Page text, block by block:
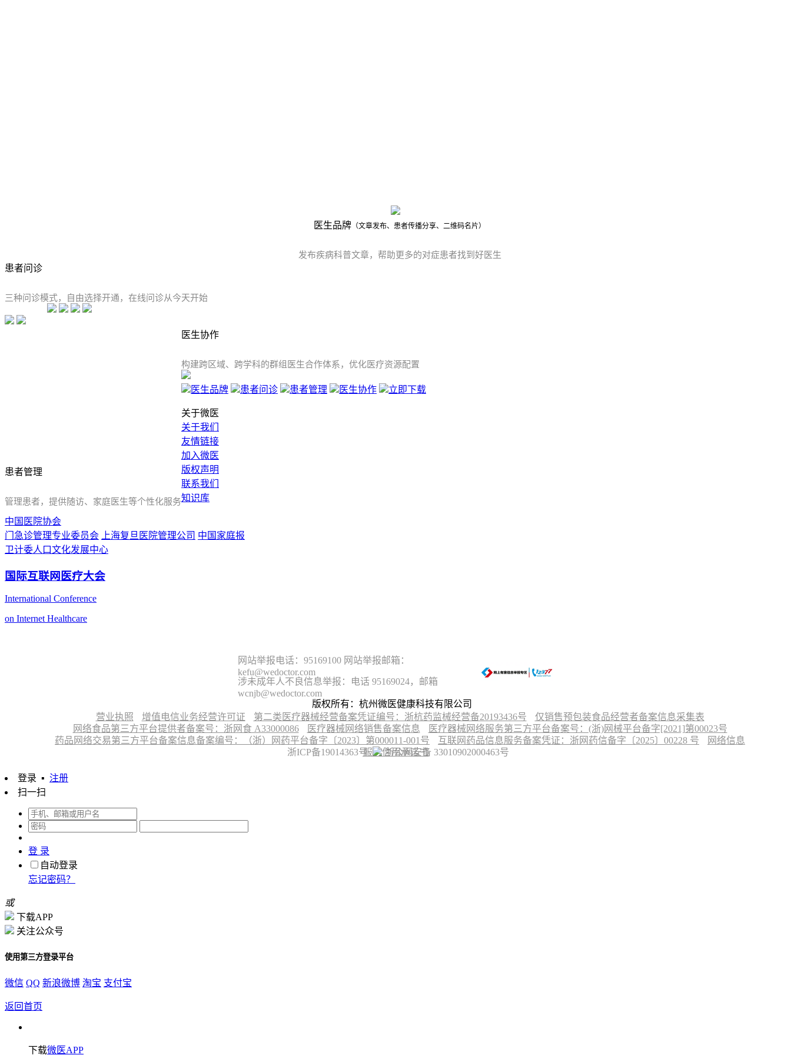
医生品牌 （文章发布、患者传播分享、二维码名片）
发布疾病科普文章，帮助更多的对症患者找到好医生
患者问诊
三种问诊模式，自由选择开通，在线问诊从今天开始
患者管理
管理患者，提供随访、家庭医生等个性化服务
医生协作
构建跨区域、跨学科的群组医生合作体系，优化医疗资源配置
医生品牌 患者问诊 患者管理 医生协作 立即下载
关于微医
关于我们
友情链接
加入微医
版权声明
联系我们
知识库
中国医院协会
门急诊管理专业委员会
上海复旦医院管理公司 中国家庭报
卫计委人口文化发展中心
国际互联网医疗大会
International Conference
on Internet Healthcare
网站举报电话：95169100 网站举报邮箱：
kefu@wedoctor.com
涉未成年人不良信息举报：电话 95169024，邮箱
wcnjb@wedoctor.com
版权所有：杭州微医健康科技有限公司
营业执照
增值电信业务经营许可证 第二类医疗器械经营备案凭证编号：浙杭药监械经营备20193436号
仅销售预包装食品经营者备案信息采集表
网络食品第三方平台提供者备案号：浙网食 A33000086
医疗器械网络销售备案信息
医疗器械网络服务第三方平台备案号：(浙)网械平台备字[2021]第00023号
药品网络交易第三方平台备案信息备案编号：（浙）网药平台备字〔2023〕第000011-001号
互联网药品信息服务备案凭证：浙网药信备字〔2025〕00228 号
网络信息
服务信用承诺书
浙ICP备19014363号 浙公网安备 33010902000463号
登录 ▪ 注册
扫一扫
登 录
自动登录
忘记密码？
或
下载APP
关注公众号
使用第三方登录平台
微信 QQ 新浪微博 淘宝 支付宝
返回首页
下载微医APP